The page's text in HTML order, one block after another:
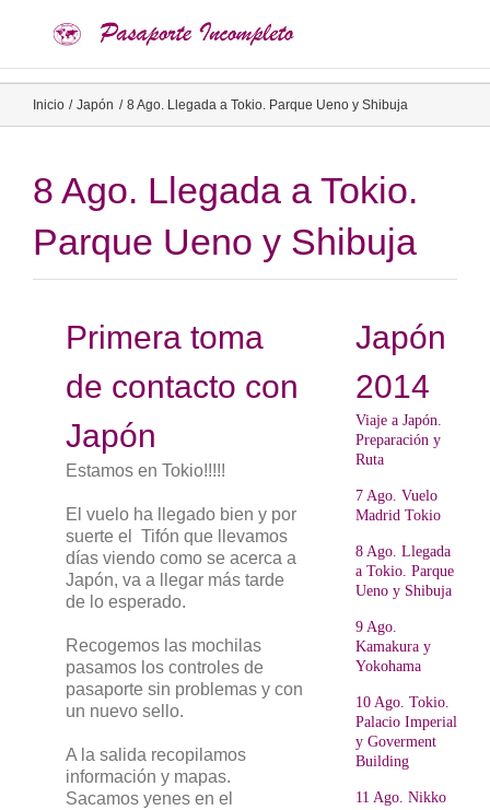
Inicio Japón 8 Ago. Llegada a Tokio. Parque Ueno y Shibuja
8 Ago. Llegada a Tokio.
Parque Ueno y Shibuja
Primera toma
de contacto con
Japón
Estamos en Tokio!!!!!
El vuelo ha llegado bien y por
suerte el Tifón que llevamos
días viendo como se acerca a
Japón, va a llegar más tarde
de lo esperado.
Recogemos las mochilas
pasamos los controles de
pasaporte sin problemas y con
un nuevo sello.
A la salida recopilamos
información y mapas.
Sacamos yenes en el
Japón
2014
Viaje a Japón.
Preparación y
Ruta
7 Ago. Vuelo
Madrid Tokio
8 Ago. Llegada
a Tokio. Parque
Ueno y Shibuja
9 Ago.
Kamakura y
Yokohama
10 Ago. Tokio.
Palacio Imperial
y Goverment
Building
11 Ago. Nikko